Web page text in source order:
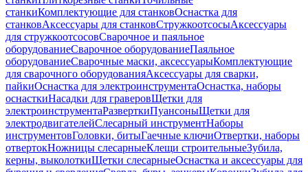
станкиКомплектующие для станковОснастка для
станковАксессуары для станковСтружкоотсосыАксессуары
для стружкоотсосовСварочное и паяльное
оборудованиеСварочное оборудованиеПаяльное
оборудованиеСварочные маски, аксессуарыКомплектующие
для сварочного оборудованияАксессуары для сварки,
пайкиОснастка для электроинструментаОснастка, наборы
оснасткиНасадки для граверовЩетки для
электроинструментаРазверткиПуансоныЩетки для
электродвигателейСлесарный инструментНаборы
инструментовГоловки, битыГаечные ключиОтвертки, наборы
отвертокНожницы слесарныеКлещи строительныеЗубила,
керны, выколоткиЩетки слесарныеОснастка и аксессуары для